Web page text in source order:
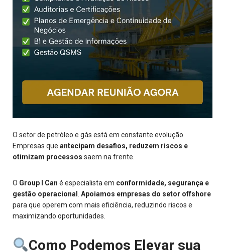
O setor de petróleo e gás está em constante evolução.
Empresas que antecipam desafios, reduzem riscos e
otimizam processos saem na frente.
O Group I Can é especialista em conformidade, segurança e
gestão operacional
Apoiamos empresas do setor offshore
para que operem com mais eficiência, reduzindo riscos e
maximizando oportunidades.
Como Podemos Elevar sua